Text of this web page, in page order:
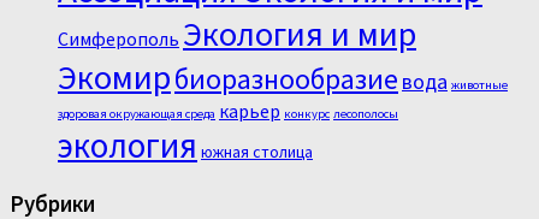
Симферополь Экология и мир
Экомирбиоразнообразие вода животные
здоровая окружающая среда карьер конкурс лесополосы
экология южная столица
Рубрики